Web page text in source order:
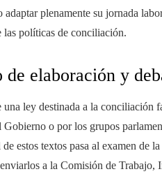
adaptar plenamente su jornada
las políticas de conciliación.
de elaboración y
ley destinada a la conciliación
Gobierno o por los grupos
estos textos pasa al examen de
a la Comisión de